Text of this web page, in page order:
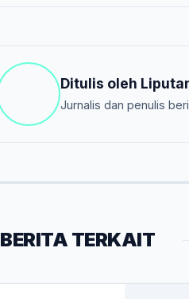
Ditulis oleh
Jurnalis dan penulis
BERITA TERKAIT